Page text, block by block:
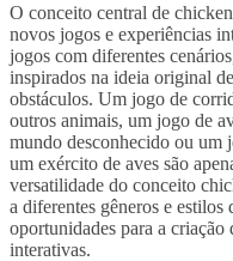
O conceito central de
novos jogos e experiências
jogos com diferentes
inspirados na ideia original
obstáculos. Um jogo de
outros animais, um jogo de
mundo desconhecido ou um
um exército de aves são
versatilidade do conceito
a diferentes gêneros e
oportunidades para a criação
interativas.